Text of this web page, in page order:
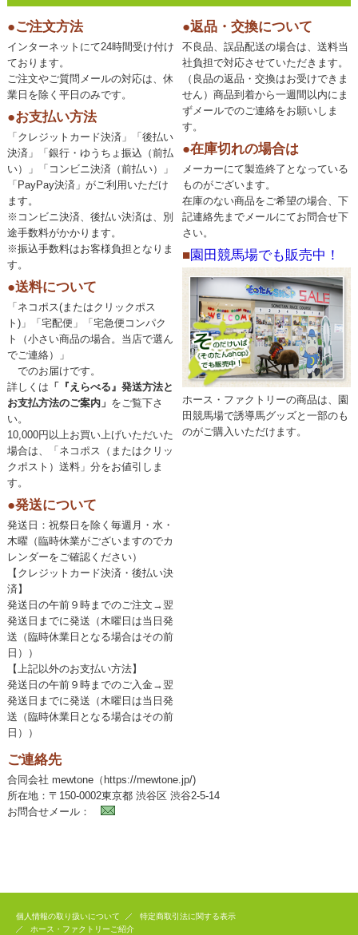
●ご注文方法
インターネットにて24時間受け付け
ております。
ご注文やご質問メールの対応は、休
業日を除く平日のみです。
●お支払い方法
「クレジットカード決済」「後払い
決済」「銀行・ゆうちょ振込（前払
い）」「コンビニ決済（前払い）」
「PayPay決済」がご利用いただけ
ます。
※コンビニ決済、後払い決済は、別
途手数料がかかります。
※振込手数料はお客様負担となりま
す。
●送料について
「ネコポス(またはクリックポス
ト)」「宅配便」「宅急便コンパク
ト（小さい商品の場合。当店で選ん
でご連絡）」
でのお届けです。
詳しくは 「『えらべる』発送方法と
お支払方法のご案内」 をご覧下さ
い。
10,000円以上お買い上げいただいた
場合は、「ネコポス（またはクリッ
クポスト）送料」分をお値引しま
す。
●発送について
発送日：祝祭日を除く毎週月・水・
木曜（臨時休業がございますのでカ
レンダーをご確認ください）
【クレジットカード決済・後払い決
済】
発送日の午前９時までのご注文→翌
発送日までに発送（木曜日は当日発
送（臨時休業日となる場合はその前
日））
【上記以外のお支払い方法】
発送日の午前９時までのご入金→翌
発送日までに発送（木曜日は当日発
送（臨時休業日となる場合はその前
日））
●返品・交換について
不良品、誤品配送の場合は、送料当
社負担で対応させていただきます。
（良品の返品・交換はお受けできま
せん）商品到着から一週間以内にま
ずメールでのご連絡をお願いしま
す。
●在庫切れの場合は
メーカーにて製造終了となっている
ものがございます。
在庫のない商品をご希望の場合、下
記連絡先までメールにてお問合せ下
さい。
■園田競馬場でも販売中！
ホース・ファクトリーの商品は、園
田競馬場で誘導馬グッズと一部のも
のがご購入いただけます。
ご連絡先
合同会社 mewtone（https://mewtone.jp/)
所在地：〒150-0002東京都 渋谷区 渋谷2-5-14
お問合せメール：
個人情報の取り扱いについて
特定商取引法に関する表示
ホース・ファクトリーご紹介